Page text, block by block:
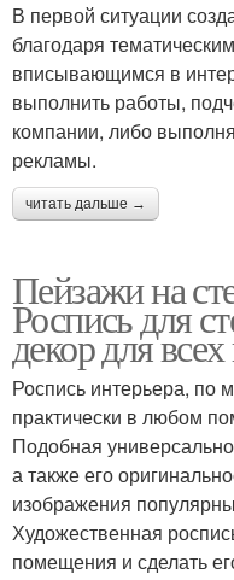
В первой ситуации
благодаря
вписывающимся в
выполнить работы,
компании, либо
рекламы.
читать дальше →
Пейзажи на
Роспись для
декор для
Роспись интерьера, по
практически в любом
Подобная
а также его
изображения
Художественная
помещения и сделать